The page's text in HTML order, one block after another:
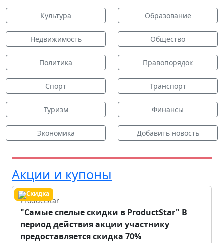
Культура Образование
Недвижимость Общество
Политика Правопорядок
Спорт Транспорт
Туризм Финансы
Экономика Добавить новость
Акции и купоны
Productstar
"Самые спелые скидки в ProductStar" В
период действия акции участнику
предоставляется скидка 70%